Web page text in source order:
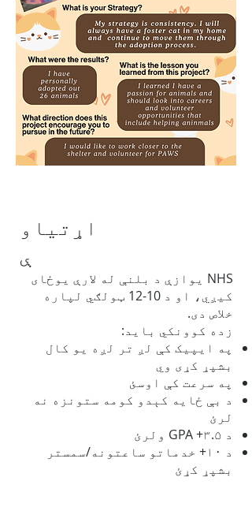
اړتیاو
ې
NHS یوازې د بلنې له لارې یوځای
کیږي، او د 10-12 ټولګي لپاره
خلاص دی.
زده کوونکي باید:
په ایپیک کې لږ تر لږه یو کال
بشپړ کړی وي
په سرعت کې اوسئ
د بې ځایه کېدو کومه ستونزه نه
لرئ
د ۳.۵+ GPA ولرئ
د ۱۰+ خدماتو ساعتونه/سمستر
بشپړ کړئ